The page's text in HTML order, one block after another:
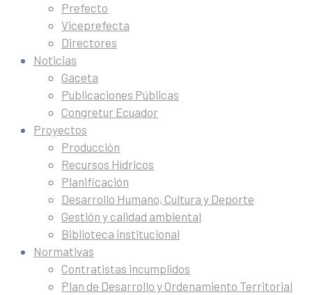
Prefecto
Viceprefecta
Directores
Noticias
Gaceta
Publicaciones Públicas
Congretur Ecuador
Proyectos
Producción
Recursos Hídricos
Planificación
Desarrollo Humano, Cultura y Deporte
Gestión y calidad ambiental
Biblioteca institucional
Normativas
Contratistas incumplidos
Plan de Desarrollo y Ordenamiento Territorial